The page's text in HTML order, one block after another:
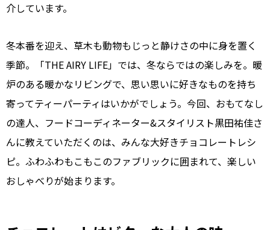
介しています。
冬本番を迎え、草木も動物もじっと静けさの中に身を置く
季節。「THE AIRY LIFE」では、冬ならではの楽しみを。暖
炉のある暖かなリビングで、思い思いに好きなものを持ち
寄ってティーパーティはいかがでしょう。今回、おもてなし
の達人、フードコーディネーター&スタイリスト黒田祐佳さ
んに教えていただくのは、みんな大好きチョコレートレシ
ピ。ふわふわもこもこのファブリックに囲まれて、楽しい
おしゃべりが始まります。